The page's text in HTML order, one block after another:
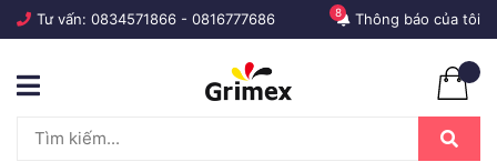
Tư vấn: 0834571866 - 0816777686 Thông báo của tôi
8